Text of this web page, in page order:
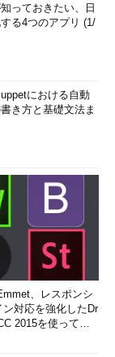
っておきたい、日
る4つのアプリ (1/
における自動
き方と基礎文法ま
、レスポンシ
ン対応を強化したDr
2015を使って